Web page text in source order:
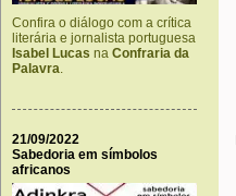
Confira o diálogo com a crítica
literária e jornalista portuguesa
Isabel Lucas na Confraria da
Palavra.
21/09/2022
Sabedoria em símbolos
africanos